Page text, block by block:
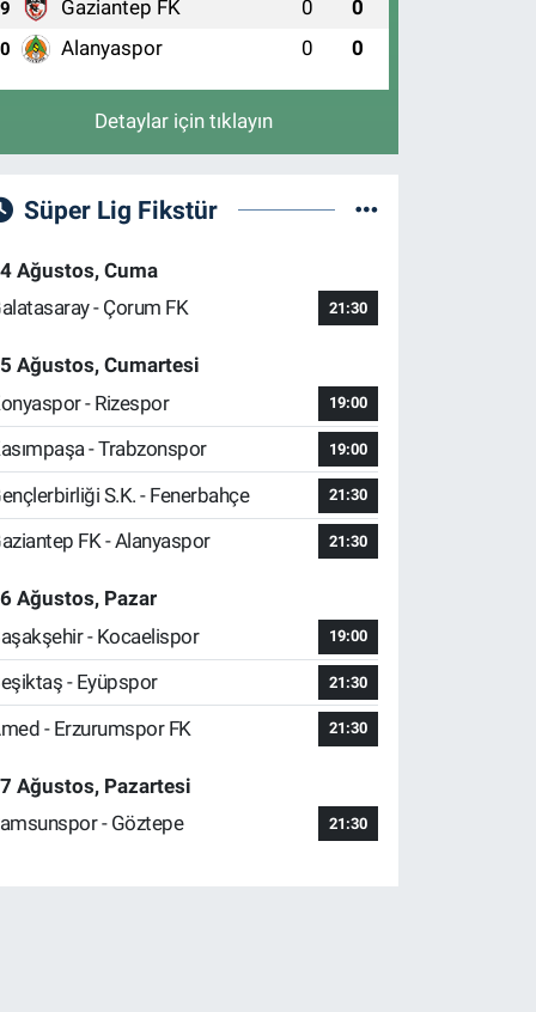
9 Gaziantep FK 0 0
Alanyaspor 0 0
Detaylar için tıklayın
Süper Lig Fikstür
Ağustos, Cuma
- Çorum FK
21:30
Ağustos, Cumartesi
- Rizespor
19:00
- Trabzonspor 19:00
S.K. - Fenerbahçe 21:30
FK - Alanyaspor 21:30
Ağustos, Pazar
- Kocaelispor
19:00
- Eyüpspor 21:30
- Erzurumspor FK 21:30
Ağustos, Pazartesi
- Göztepe
21:30